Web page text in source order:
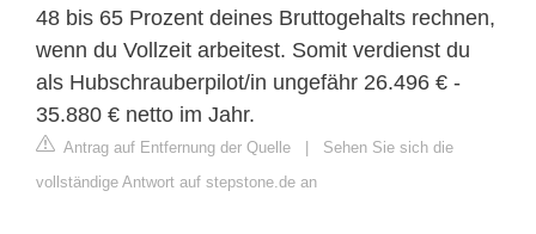
48 bis 65 Prozent deines Bruttogehalts rechnen,
wenn du Vollzeit arbeitest. Somit verdienst du
als Hubschrauberpilot/in ungefähr 26.496 € -
35.880 € netto im Jahr.
Antrag auf Entfernung der Quelle
Sehen Sie sich die
vollständige Antwort auf stepstone.de an